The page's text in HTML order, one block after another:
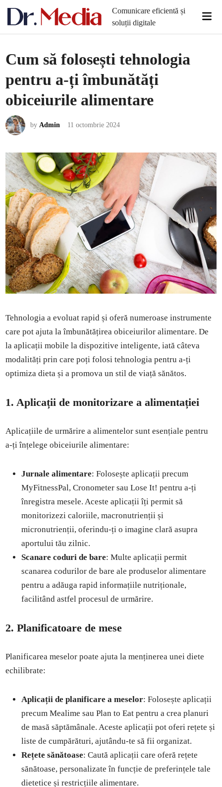
Comunicare eficientă și
soluții digitale
Cum să folosești tehnologia
pentru a-ți îmbunătăți
obiceiurile alimentare
byAdmin 11 octombrie 2024
Tehnologia a evoluat rapid și oferă numeroase instrumente
care pot ajuta la îmbunătățirea obiceiurilor alimentare. De
la aplicații mobile la dispozitive inteligente, iată câteva
modalități prin care poți folosi tehnologia pentru a-ți
optimiza dieta și a promova un stil de viață sănătos.
1. Aplicații de monitorizare a alimentației
Aplicațiile de urmărire a alimentelor sunt esențiale pentru
a-ți înțelege obiceiurile alimentare:
Jurnale alimentare: Folosește aplicații precum
MyFitnessPal, Cronometer sau Lose It! pentru a-ți
înregistra mesele. Aceste aplicații îți permit să
monitorizezi caloriile, macronutrienții și
micronutrienții, oferindu-ți o imagine clară asupra
aportului tău zilnic.
Scanare coduri de bare: Multe aplicații permit
scanarea codurilor de bare ale produselor alimentare
pentru a adăuga rapid informațiile nutriționale,
facilitând astfel procesul de urmărire.
2. Planificatoare de mese
Planificarea meselor poate ajuta la menținerea unei diete
echilibrate:
Aplicații de planificare a meselor: Folosește aplicații
precum Mealime sau Plan to Eat pentru a crea planuri
de masă săptămânale. Aceste aplicații pot oferi rețete și
liste de cumpărături, ajutându-te să fii organizat.
Rețete sănătoase: Caută aplicații care oferă rețete
sănătoase, personalizate în funcție de preferințele tale
dietetice și restricțiile alimentare.